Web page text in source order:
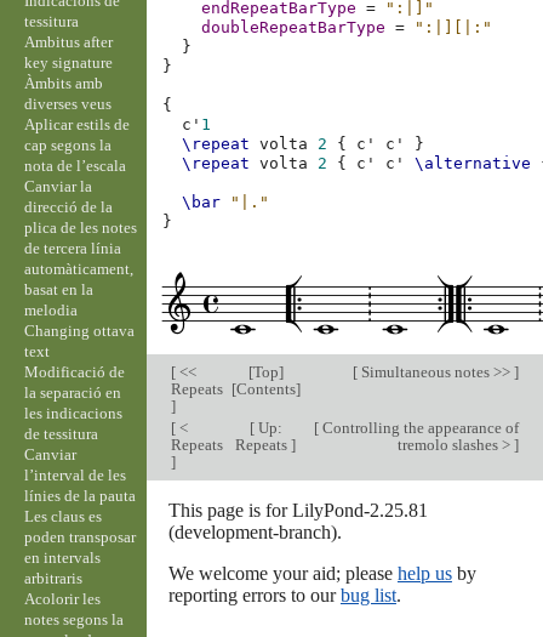
endRepeatBarType
=
":|]"
doubleRepeatBarType
=
":|][|:"
}
}
{
c' 1
\repeat
volta 2 { c' c'
}
\repeat
volta 2 { c' c' \alternative
\bar
"|."
}
[<<
Repeats
]
[Top]
[Contents]
[Simultaneous notes >> ]
[<
Repeats
]
[Up:
Repeats]
[Controlling the appearance of
tremolo slashes > ]
This page is for LilyPond-2.25.81
(development-branch).
We welcome your aid; please help usby
reporting errors to ourbug list.
tessitura
Ambitus after
key signature
Àmbits amb
diverses veus
Aplicar estils de
cap segons la
nota de l’escala
Canviar la
direcció de la
plica de les notes
de tercera línia
automàticament,
basat en la
melodia
Changing ottava
text
Modificació de
la separació en
les indicacions
de tessitura
Canviar
l’interval de les
línies de la pauta
Les claus es
poden transposar
en intervals
arbitraris
Acolorir les
notes segons la